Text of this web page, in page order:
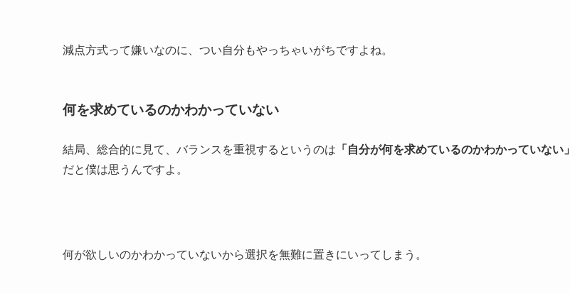
減点方式って嫌いなのに、つい自分もやっちゃいがちですよね。
何を求めているのかわかっていない
結局、総合的に見て、バランスを重視するというのは 「自分が何を求めているのかわかっていない」
だと僕は思うんですよ。
何が欲しいのかわかっていないから選択を無難に置きにいってしまう。